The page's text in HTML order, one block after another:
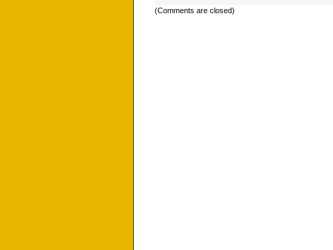
(Comments are closed)